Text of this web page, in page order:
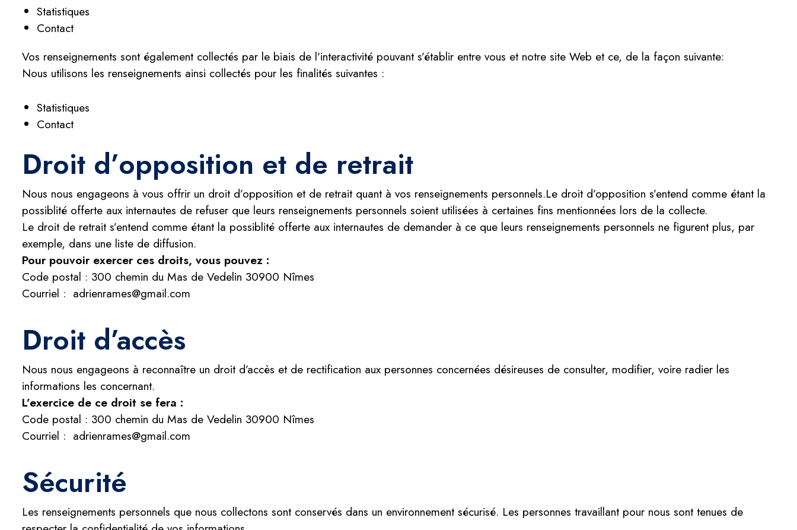
Statistiques
Contact
Vos renseignements sont également collectés par le biais de l’interactivité pouvant s’établir entre vous et notre site Web et ce, de la façon suivante:
Nous utilisons les renseignements ainsi collectés pour les finalités suivantes :
Statistiques
Contact
Droit d’opposition et de retrait
Nous nous engageons à vous offrir un droit d’opposition et de retrait quant à vos renseignements personnels.Le droit d’opposition s’entend comme étant la
possiblité offerte aux internautes de refuser que leurs renseignements personnels soient utilisées à certaines fins mentionnées lors de la collecte.
Le droit de retrait s’entend comme étant la possiblité offerte aux internautes de demander à ce que leurs renseignements personnels ne figurent plus, par
exemple, dans une liste de diffusion.
Pour pouvoir exercer ces droits, vous pouvez :
Code postal : 300 chemin du Mas de Vedelin 30900 Nîmes
Courriel : adrienrames@gmail.com
Droit d’accès
Nous nous engageons à reconnaître un droit d’accès et de rectification aux personnes concernées désireuses de consulter, modifier, voire radier les
informations les concernant.
L’exercice de ce droit se fera :
Code postal : 300 chemin du Mas de Vedelin 30900 Nîmes
Courriel : adrienrames@gmail.com
Sécurité
Les renseignements personnels que nous collectons sont conservés dans un environnement sécurisé. Les personnes travaillant pour nous sont tenues de